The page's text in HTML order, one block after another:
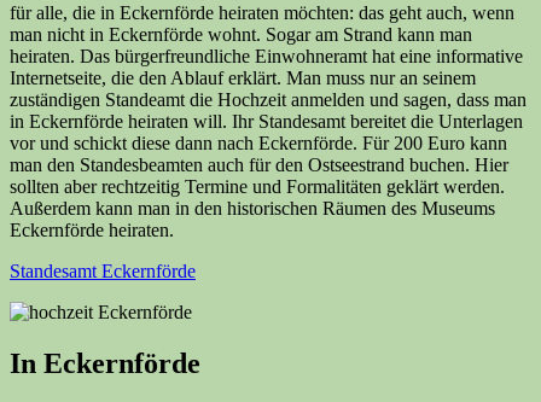
für alle, die in Eckernförde heiraten möchten: das geht auch, wenn
man nicht in Eckernförde wohnt. Sogar am Strand kann man
heiraten. Das bürgerfreundliche Einwohneramt hat eine informative
Internetseite, die den Ablauf erklärt. Man muss nur an seinem
zuständigen Standeamt die Hochzeit anmelden und sagen, dass man
in Eckernförde heiraten will. Ihr Standesamt bereitet die Unterlagen
vor und schickt diese dann nach Eckernförde. Für 200 Euro kann
man den Standesbeamten auch für den Ostseestrand buchen. Hier
sollten aber rechtzeitig Termine und Formalitäten geklärt werden.
Außerdem kann man in den historischen Räumen des Museums
Eckernförde heiraten.
Standesamt Eckernförde
In Eckernförde